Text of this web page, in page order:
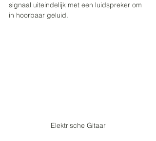
signaal uiteindelijk met een luidspreker om
in hoorbaar geluid.
Elektrische Gitaar